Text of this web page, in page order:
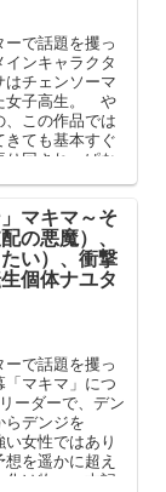
で話題を攫っ
ンキャラクタ
チェンソーマ
女子高生。 や
この作品では
ても基本すぐ
回されっぱな
マキマ～そ
の悪魔）、
い）、衝撃
個体ナユタ
で話題を攫っ
マキマ」につ
ーダーで、デン
デンジを
女性ではあり
を遥かに超え
化け物。 本記